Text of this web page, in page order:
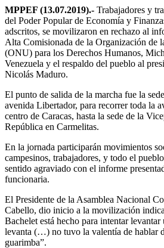
MPPEF (13.07.2019).- Trabajadores y
del Poder Popular de Economía y
adscritos, se movilizaron en rechazo al
Alta Comisionada de la Organización de
(ONU) para los Derechos Humanos,
Venezuela y el respaldo del pueblo al
Nicolás Maduro.
El punto de salida de la marcha fue la
avenida Libertador, para recorrer toda la
centro de Caracas, hasta la sede de la
República en Carmelitas.
En la jornada participarán movimientos
campesinos, trabajadores, y todo el
sentido agraviado con el informe
funcionaria.
El Presidente de la Asamblea Nacional
Cabello, dio inicio a la movilización
Bachelet está hecho para intentar
levanta (…) no tuvo la valentía de hablar
guarimba”.